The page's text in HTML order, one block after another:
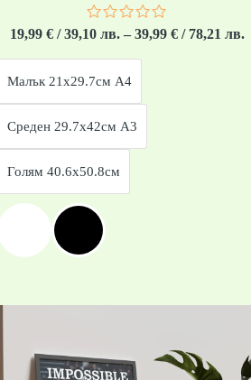
Оценено
0
5
19,99 €/ 39,10 лв. – 39,99 €/ 78,21 лв.
Малък 21x29.7см А4
Среден 29.7x42см А3
Голям 40.6x50.8см
/